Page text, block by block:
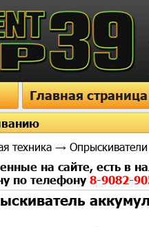
Главная страница
техника → Опрыскиватели
на сайте, есть в
по телефону 8-9082-